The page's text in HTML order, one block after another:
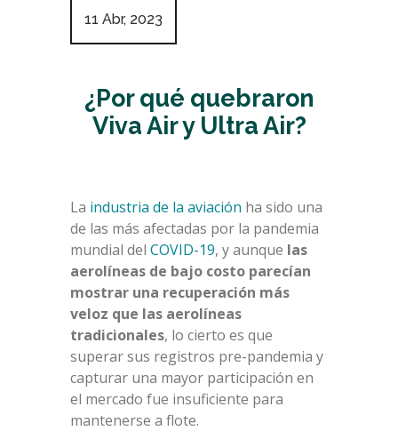
11 Abr, 2023
¿Por qué quebraron
Viva Air y Ultra Air?
La industria de la aviación ha sido una
de las más afectadas por la pandemia
mundial del COVID-19, y aunque las
aerolíneas de bajo costo parecían
mostrar una recuperación más
veloz que las aerolíneas
tradicionales, lo cierto es que
superar sus registros pre-pandemia y
capturar una mayor participación en
el mercado fue insuficiente para
mantenerse a flote.